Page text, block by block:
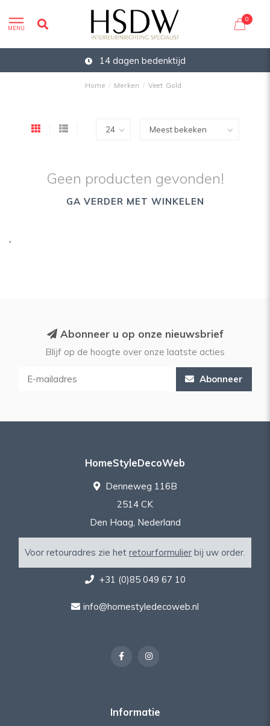
MENU
0
14 dagen bedenktijd
Home / Merken / Veet Gold
Geen producten gevonden!
GA VERDER MET WINKELEN
'
Abonneer u op onze nieuwsbrief
Blijf op de hoogte over onze laatste acties
Abonneer
HomeStyleDecoWeb
Denneweg 116B
2514 CK
Den Haag, Nederland
Voor retouradres zie het retourformulier bij uw order.
+31 (0)85 049 67 10
info@homestyledecoweb.nl
Informatie